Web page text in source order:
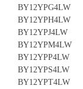
BY12YPG4LW
BY12YPH4LW
BY12YPJ4LW
BY12YPM4LW
BY12YPP4LW
BY12YPS4LW
BY12YPT4LW